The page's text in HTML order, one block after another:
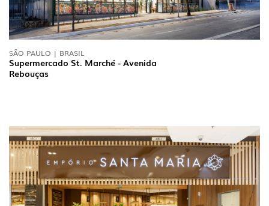
SÃO PAULO | BRASIL
Supermercado St. Marché - Avenida
Rebouças